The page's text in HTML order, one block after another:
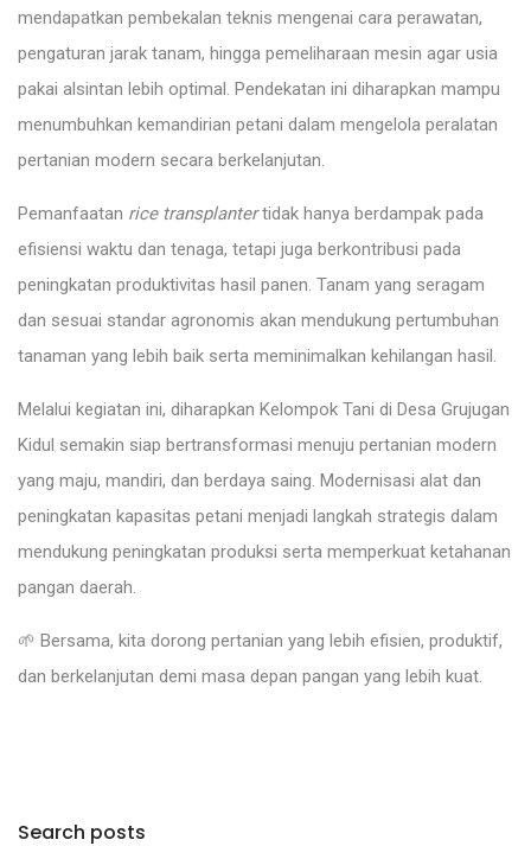
mendapatkan pembekalan teknis mengenai cara perawatan,
pengaturan jarak tanam, hingga pemeliharaan mesin agar usia
pakai alsintan lebih optimal. Pendekatan ini diharapkan mampu
menumbuhkan kemandirian petani dalam mengelola peralatan
pertanian modern secara berkelanjutan.
Pemanfaatan rice transplantertidak hanya berdampak pada
efisiensi waktu dan tenaga, tetapi juga berkontribusi pada
peningkatan produktivitas hasil panen. Tanam yang seragam
dan sesuai standar agronomis akan mendukung pertumbuhan
tanaman yang lebih baik serta meminimalkan kehilangan hasil.
Melalui kegiatan ini, diharapkan Kelompok Tani di Desa Grujugan
Kidul semakin siap bertransformasi menuju pertanian modern
yang maju, mandiri, dan berdaya saing. Modernisasi alat dan
peningkatan kapasitas petani menjadi langkah strategis dalam
mendukung peningkatan produksi serta memperkuat ketahanan
pangan daerah.
🌱 Bersama, kita dorong pertanian yang lebih efisien, produktif,
dan berkelanjutan demi masa depan pangan yang lebih kuat.
Search posts